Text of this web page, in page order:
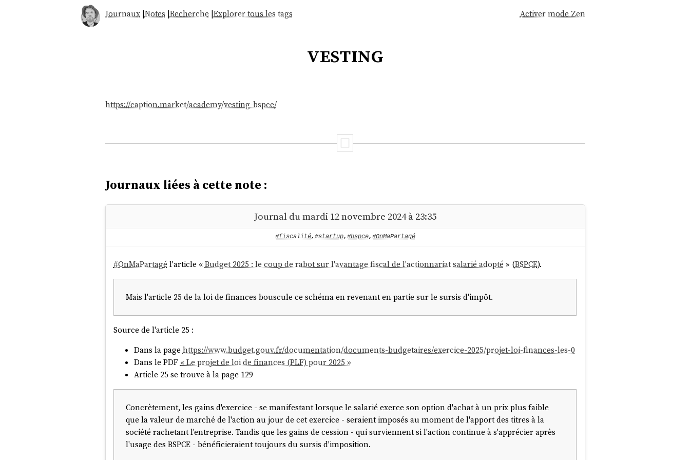
Journaux|Notes |Recherche |Explorer tous les tags Activer mode Zen
vesting
https://caption.market/academy/vesting-bspce/
Journaux liées à cette note :
Journal du mardi 12 novembre 2024 à 23:35
#fiscalité, #startup, #bspce, #OnMaPartagé
#OnMaPartagé l'article «Budget 2025 : le coup de rabot sur l'avantage fiscal de l'actionnariat salarié adopté » (BSPCE).
Mais l'article 25 de la loi de finances bouscule ce schéma en revenant en partie sur le sursis d'impôt.
Source de l'article 25 :
Dans la page https://www.budget.gouv.fr/documentation/documents-budgetaires/exercice-2025/projet-loi-finances-les-0
Dans le PDF « Le projet de loi de finances (PLF) pour 2025 »
Article 25 se trouve à la page 129
Concrètement, les gains d'exercice - se manifestant lorsque le salarié exerce son option d'achat à un prix plus faible
que la valeur de marché de l'action au jour de cet exercice - seraient imposés au moment de l'apport des titres à la
société rachetant l'entreprise. Tandis que les gains de cession - qui surviennent si l'action continue à s'apprécier après
l'usage des BSPCE - bénéficieraient toujours du sursis d'imposition.